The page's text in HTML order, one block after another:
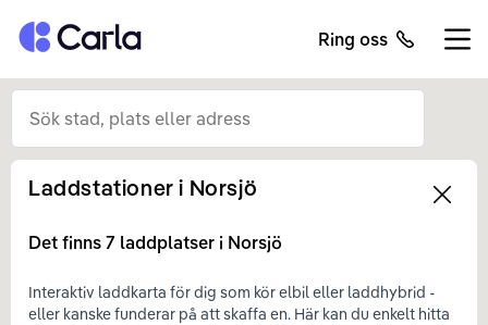
Tillbaka till startsidan Ring oss
Left
Laddstationer i Norsjö
Det finns 7 laddplatser i Norsjö
Interaktiv laddkarta för dig som kör elbil eller laddhybrid -
eller kanske funderar på att skaffa en. Här kan du enkelt hitta